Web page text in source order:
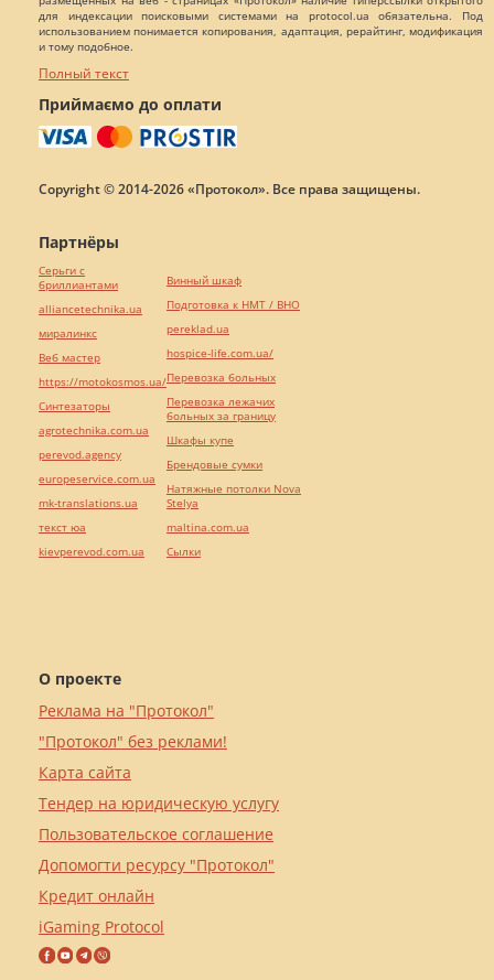
для индексации поисковыми системами на protocol.ua обязательна. Под
использованием понимается копирования, адаптация, рерайтинг, модификация
и тому подобное.
Полный текст
Приймаємо до оплати
Copyright © 2014-2026 «Протокол». Все права защищены.
О проекте
Реклама на "Протокол"
"Протокол" без реклами!
Карта сайта
Тендер на юридическую услугу
Пользовательское соглашение
Допомогти ресурсу "Протокол"
Кредит онлайн
iGaming Protocol
Партнёры
Серьги с
бриллиантами
alliancetechnika.ua
миралинкс
Веб мастер
https://motokosmos.ua/
Синтезаторы
agrotechnika.com.ua
perevod.agency
europeservice.com.ua
mk-translations.ua
текст юа
kievperevod.com.ua
Винный шкаф
Подготовка к НМТ / ВНО
pereklad.ua
hospice-life.com.ua/
Перевозка больных
Перевозка лежачих
больных за границу
Шкафы купе
Брендовые сумки
Натяжные потолки Nova
Stelya
maltina.com.ua
Cылки